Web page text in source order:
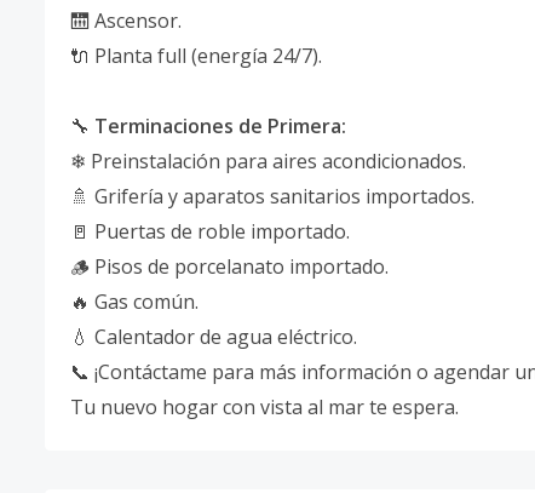
🛗 Ascensor.
🔌 Planta full (energía 24/7).
🔧 Terminaciones de Primera:
❄ Preinstalación para aires acondicionados.
🚿 Grifería y aparatos sanitarios importados.
🚪 Puertas de roble importado.
🪵 Pisos de porcelanato importado.
🔥 Gas común.
💧 Calentador de agua eléctrico.
📞 ¡Contáctame para más información o agendar
Tu nuevo hogar con vista al mar te espera.